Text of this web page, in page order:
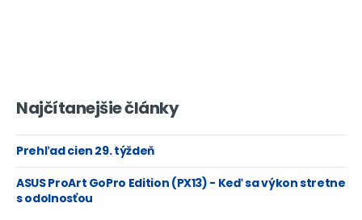
Najčítanejšie články
Prehľad cien 29. týždeň
ASUS ProArt GoPro Edition (PX13) - Keď sa výkon stretne
s odolnosťou